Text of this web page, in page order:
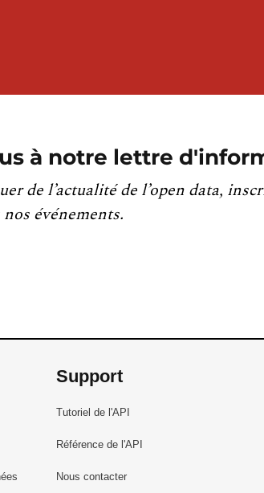
à notre lettre
de l’actualité de l’open data,
événements.
Support
Tutoriel de l'API
Référence de l'API
Nous contacter